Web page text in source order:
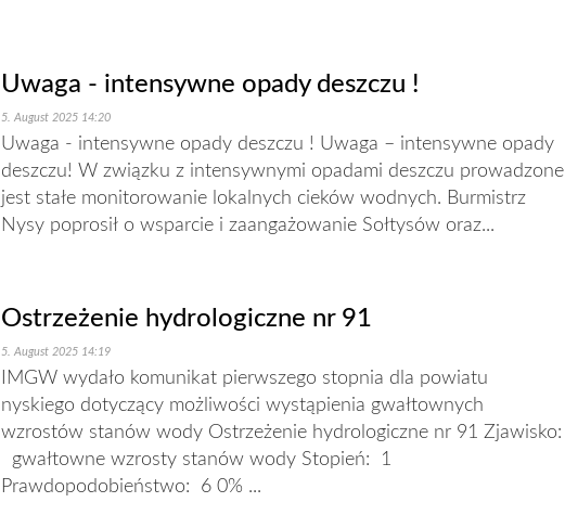
Uwaga - intensywne opady deszczu !
5. August 2025 14:20
Uwaga - intensywne opady deszczu ! Uwaga – intensywne opady
deszczu! W związku z intensywnymi opadami deszczu prowadzone
jest stałe monitorowanie lokalnych cieków wodnych. Burmistrz
Nysy poprosił o wsparcie i zaangażowanie Sołtysów oraz...
Ostrzeżenie hydrologiczne nr 91
5. August 2025 14:19
IMGW wydało komunikat pierwszego stopnia dla powiatu
nyskiego dotyczący możliwości wystąpienia gwałtownych
wzrostów stanów wody Ostrzeżenie hydrologiczne nr 91 Zjawisko:
gwałtowne wzrosty stanów wody Stopień: 1
Prawdopodobieństwo: 6 0% ...